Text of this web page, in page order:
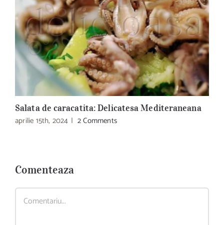
Salata de caracatita: Delicatesa Mediteraneana
aprilie 15th, 2024 | 2 Comments
Comenteaza
Comment